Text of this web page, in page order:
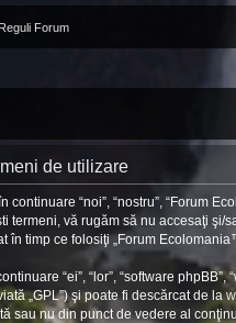
Reguli Forum
de utilizare
“noi”, “nostru”, “Forum
termeni, vă rugăm să nu accesaţi
în timp ce folosiţi „Forum
“ei”, “lor”, “software
„GPL”) şi poate fi descărcat de la
sau nu din punct de vedere al